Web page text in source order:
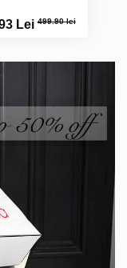
Lei499.90 lei